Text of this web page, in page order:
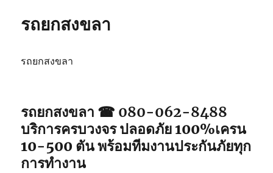
รถยกสงขลา
รถยกสงขลา
รถยกสงขลา ☎ 080-062-8488
บริการครบวงจร ปลอดภัย 100%เครน
10-500 ตัน พร้อมทีมงานประกันภัยทุก
การทำงาน